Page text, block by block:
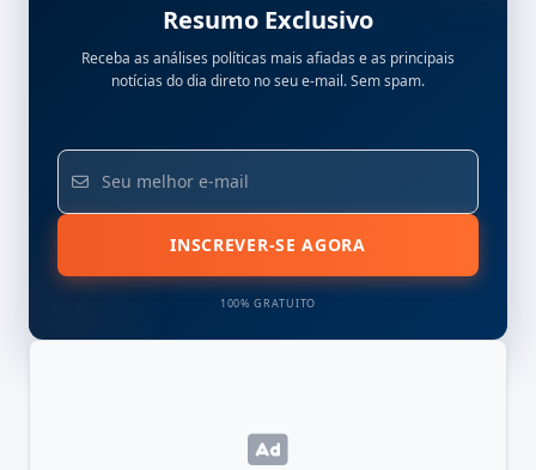
Resumo Exclusivo
Receba as análises políticas mais afiadas e as principais
notícias do dia direto no seu e-mail. Sem spam.
INSCREVER-SE AGORA
100% GRATUITO